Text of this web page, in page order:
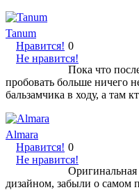
Tanum
Нравится!
Не нравится!
0
Пока что
пробовать больше ничего
бальзамчика в ходу, а там
Almara
Нравится!
Не нравится!
0
Оригинальная
дизайном, забыли о самом